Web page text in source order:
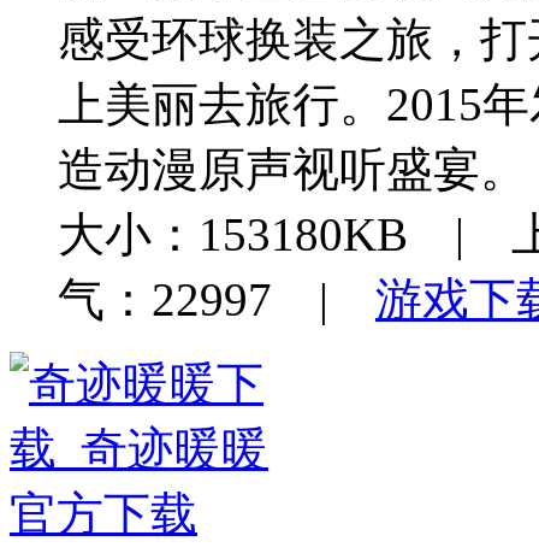
感受环球换装之旅，
上美丽去旅行。2015
造动漫原声视听盛宴。
大小：153180KB |
气：22997 | 游戏下